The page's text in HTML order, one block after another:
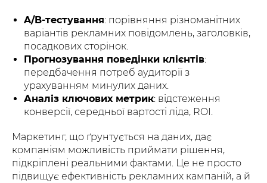
A/B-тестування: порівняння різноманітних
варіантів рекламних повідомлень, заголовків,
посадкових сторінок.
Прогнозування поведінки клієнтів:
передбачення потреб аудиторії з
урахуванням минулих даних.
Аналіз ключових метрик: відстеження
конверсії, середньої вартості ліда, ROI.
Маркетинг, що ґрунтується на даних, дає
компаніям можливість приймати рішення,
підкріплені реальними фактами. Це не просто
підвищує ефективність рекламних кампаній, а й